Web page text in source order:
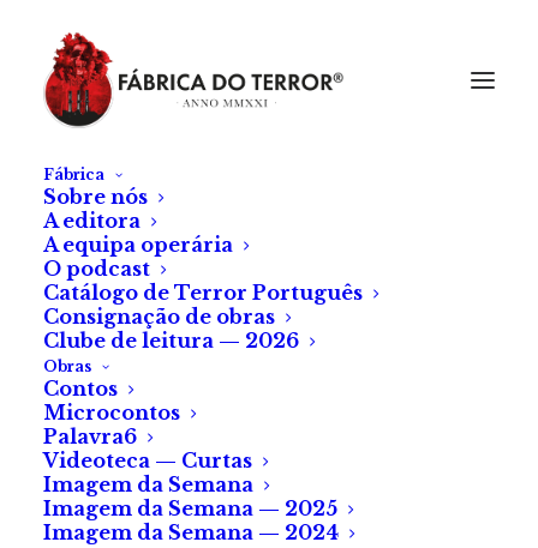
Fábrica
Sobre nós
A editora
A equipa operária
O podcast
Catálogo de Terror Português
Consignação de obras
Clube de leitura — 2026
Obras
Contos
Microcontos
Palavra6
Videoteca — Curtas
Imagem da Semana
Imagem da Semana — 2025
Imagem da Semana — 2024